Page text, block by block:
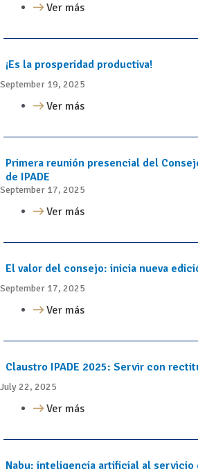
Ver más
¡Es la prosperidad productiva!
September 19, 2025
Ver más
Primera reunión presencial del
de IPADE
September 17, 2025
Ver más
El valor del consejo: inicia nueva
September 17, 2025
Ver más
Claustro IPADE 2025: Servir con
July 22, 2025
Ver más
Nabu: inteligencia artificial al servicio